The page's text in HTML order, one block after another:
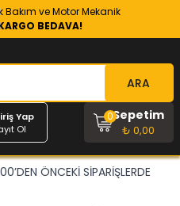
Bakım ve Motor Mekanik
BEDAVA!
ARA
Yap
Ol
Sepetim
₺ 0,00
0
ÖNCEKİ SİPARİŞLERDE